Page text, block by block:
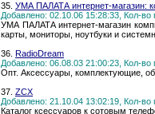
35. УМА ПАЛАТА интернет-магазин:
Добавлено: 02.10.06 15:28:33, Кол-во
УМА ПАЛАТА интернет-магазин
карты, мониторы, ноутбуки и
36. RadioDream
Добавлено: 06.08.03 21:00:23, Кол-во
Опт. Аксессуары, комплектующие,
37. ZCX
Добавлено: 21.10.04 13:02:19, Кол-во
Каталог ксессуаров к сотовым